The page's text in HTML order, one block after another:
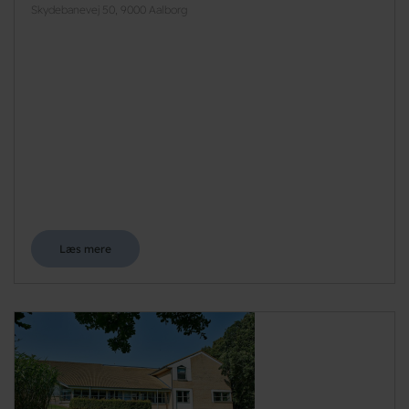
Skydebanevej 50, 9000 Aalborg
Læs mere